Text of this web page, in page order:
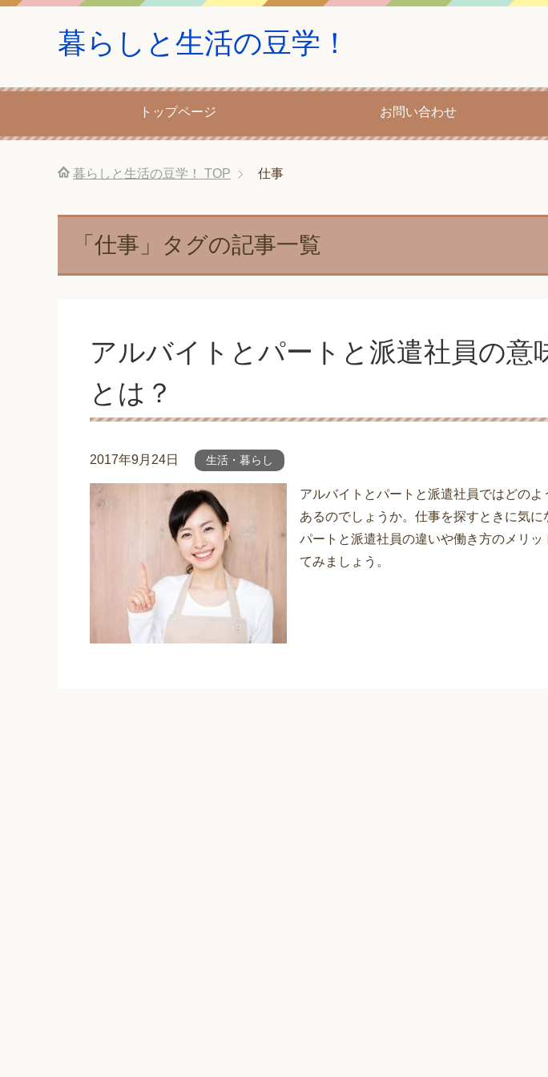
暮らしと生活の豆学！
トップページ お問い合わせ
暮らしと生活の豆学！ TOP 仕事
「仕事」タグの記事一覧
アルバイトとパートと派遣社員の意
とは？
2017年9月24日 生活・暮らし
アルバイトとパートと派遣社員ではどのよ
あるのでしょうか。仕事を探すときに気に
パートと派遣社員の違いや働き方のメリッ
てみましょう。